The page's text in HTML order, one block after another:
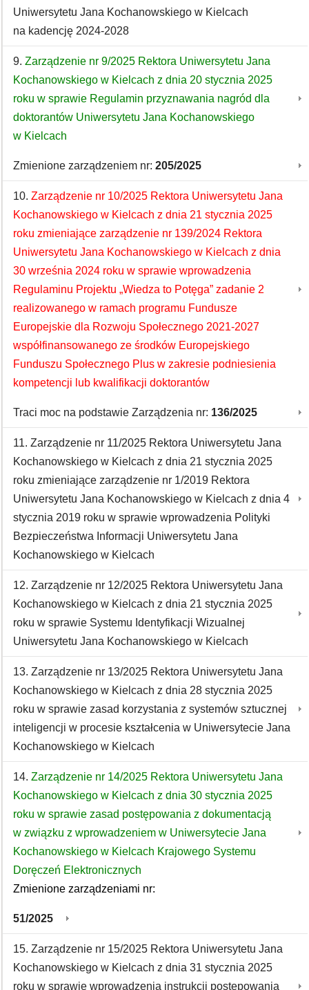
Uniwersytetu Jana Kochanowskiego w Kielcach
na kadencję 2024-2028
9. Zarządzenie nr 9/2025 Rektora Uniwersytetu Jana
Kochanowskiego w Kielcach z dnia 20 stycznia 2025
roku w sprawie Regulamin przyznawania nagród dla
doktorantów Uniwersytetu Jana Kochanowskiego
w Kielcach
Zmienione zarządzeniem nr: 205/2025
10. Zarządzenie nr 10/2025 Rektora Uniwersytetu Jana
Kochanowskiego w Kielcach z dnia 21 stycznia 2025
roku zmieniające zarządzenie nr 139/2024 Rektora
Uniwersytetu Jana Kochanowskiego w Kielcach z dnia
30 września 2024 roku w sprawie wprowadzenia
Regulaminu Projektu „Wiedza to Potęga” zadanie 2
realizowanego w ramach programu Fundusze
Europejskie dla Rozwoju Społecznego 2021-2027
współfinansowanego ze środków Europejskiego
Funduszu Społecznego Plus w zakresie podniesienia
kompetencji lub kwalifikacji doktorantów
Traci moc na podstawie Zarządzenia nr: 136/2025
11. Zarządzenie nr 11/2025 Rektora Uniwersytetu Jana
Kochanowskiego w Kielcach z dnia 21 stycznia 2025
roku zmieniające zarządzenie nr 1/2019 Rektora
Uniwersytetu Jana Kochanowskiego w Kielcach z dnia 4
stycznia 2019 roku w sprawie wprowadzenia Polityki
Bezpieczeństwa Informacji Uniwersytetu Jana
Kochanowskiego w Kielcach
12. Zarządzenie nr 12/2025 Rektora Uniwersytetu Jana
Kochanowskiego w Kielcach z dnia 21 stycznia 2025
roku w sprawie Systemu Identyfikacji Wizualnej
Uniwersytetu Jana Kochanowskiego w Kielcach
13. Zarządzenie nr 13/2025 Rektora Uniwersytetu Jana
Kochanowskiego w Kielcach z dnia 28 stycznia 2025
roku w sprawie zasad korzystania z systemów sztucznej
inteligencji w procesie kształcenia w Uniwersytecie Jana
Kochanowskiego w Kielcach
14. Zarządzenie nr 14/2025 Rektora Uniwersytetu Jana
Kochanowskiego w Kielcach z dnia 30 stycznia 2025
roku w sprawie zasad postępowania z dokumentacją
w związku z wprowadzeniem w Uniwersytecie Jana
Kochanowskiego w Kielcach Krajowego Systemu
Doręczeń Elektronicznych
Zmienione zarządzeniami nr:
51/2025
15. Zarządzenie nr 15/2025 Rektora Uniwersytetu Jana
Kochanowskiego w Kielcach z dnia 31 stycznia 2025
roku w sprawie wprowadzenia instrukcji postępowania